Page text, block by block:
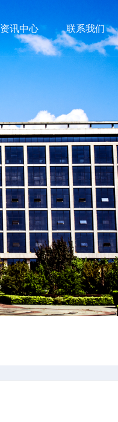
资讯中心 联系我们